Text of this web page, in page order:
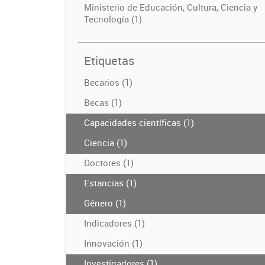
Ministerio de Educación, Cultura, Ciencia y
Tecnología (1)
Etiquetas
Becarios (1)
Becas (1)
Capacidades científicas (1)
Ciencia (1)
Doctores (1)
Estancias (1)
Género (1)
Indicadores (1)
Innovación (1)